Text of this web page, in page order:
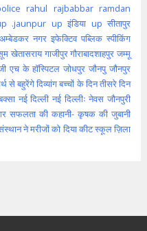
rahul rajbabbar ramdan
.jaunpur up इंडिया up सीतापुर
अम्बेडकर नगर इफेक्टिव पब्लिक स्पीकिंग
खेतासराय गाजीपुर गौराबादशाहपुर जम्मू
एच के हॉस्पिटल जोधपुर जौनपु जौनपुर
से बहुरेंगे दिव्यांग बच्चों के दिनतीसरे दिन
नई दिल्ली नई दिल्लीः नेवस जौनपुरी
सफलता की कहानी- कृषक की जुबानी
ने मरीजों को दिया कीटस्कूलज़िला